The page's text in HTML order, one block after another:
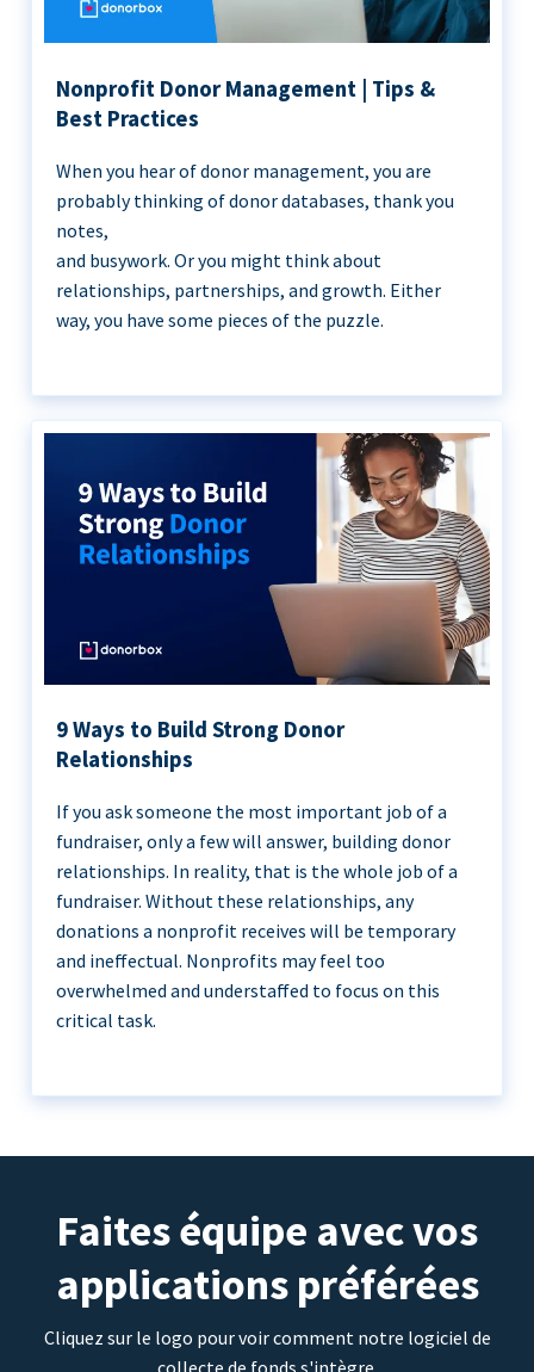
Nonprofit Donor Management | Tips &
Best Practices
When you hear of donor management, you are
probably thinking of donor databases, thank you
notes,
and busywork. Or you might think about
relationships, partnerships, and growth. Either
way, you have some pieces of the puzzle.
9 Ways to Build Strong Donor
Relationships
If you ask someone the most important job of a
fundraiser, only a few will answer, building donor
relationships. In reality, that is the whole job of a
fundraiser. Without these relationships, any
donations a nonprofit receives will be temporary
and ineffectual. Nonprofits may feel too
overwhelmed and understaffed to focus on this
critical task.
Faites équipe avec vos
applications préférées
Cliquez sur le logo pour voir comment notre logiciel de
collecte de fonds s'intègre.